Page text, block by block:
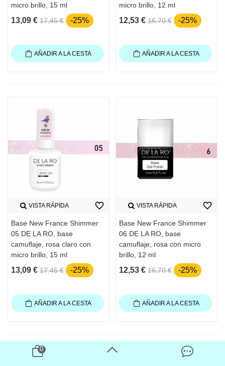
micro brillo, 15 ml
13,09 € 17,45 € -25%
AÑADIR A LA CESTA
micro brillo, 12 ml
12,53 € 16,70 € -25%
AÑADIR A LA CESTA
VISTA RÁPIDA
Base New France Shimmer
05 DE LA RO, base
camuflaje, rosa claro con
micro brillo, 15 ml
13,09 € 17,45 € -25%
favorite_border
AÑADIR A LA CESTA
VISTA RÁPIDA
Base New France Shimmer
06 DE LA RO, base
camuflaje, rosa con micro
brillo, 12 ml
12,53 € 16,70 € -25%
favorite_border
AÑADIR A LA CESTA
0